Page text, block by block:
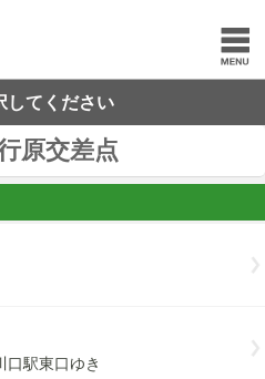
してください
原交差点
口駅東口ゆき